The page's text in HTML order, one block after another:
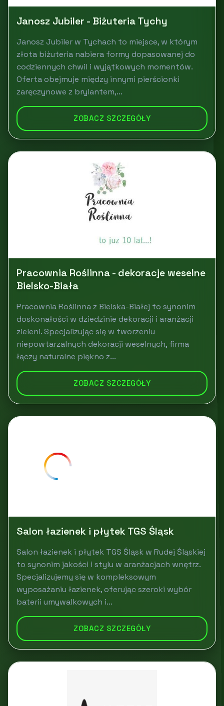
Janosz Jubiler - Biżuteria Tychy
Janosz Jubiler w Tychach to miejsce, w którym
złota biżuteria nabiera formy dopasowanej do
codziennych chwil i wyjątkowych momentów.
Oferta obejmuje między innymi pierścionki
zaręczynowe z brylantem,...
ZOBACZ SZCZEGÓŁY
Pracownia Roślinna - dekoracje weselne
Bielsko-Biała
Pracownia Roślinna z Bielska-Białej to synonim
doskonałości w dziedzinie dekoracji i aranżacji
zieleni. Specjalizując się w tworzeniu
niepowtarzalnych dekoracji weselnych, firma
łączy naturalne piękno z...
ZOBACZ SZCZEGÓŁY
Salon łazienek i płytek TGS Śląsk
Salon łazienek i płytek TGS Śląsk w Rudej Śląskiej
to synonim jakości i stylu w aranżacjach wnętrz.
Specjalizujemy się w kompleksowym
wyposażaniu łazienek, oferując szeroki wybór
baterii umywalkowych i...
ZOBACZ SZCZEGÓŁY